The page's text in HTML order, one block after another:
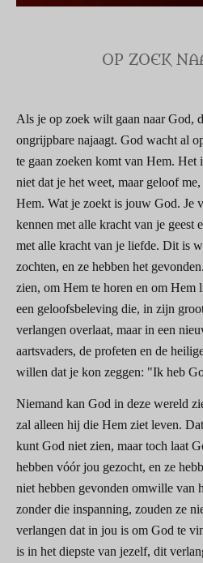
OP ZOEK
Als je op zoek wilt gaan naar God,
ongrijpbare najaagt. God wacht al
te gaan zoeken komt van Hem.
niet dat je het weet, maar geloof
Hem. Wat je zoekt is jouw God. Je
kennen met alle kracht van je geest
met alle kracht van je liefde. Dit is
zochten, en ze hebben het
zien, om Hem te horen en om Hem
een geloofsbeleving die, in zijn
verlangen overlaat, maar in een
aartsvaders, de profeten en de
willen dat je kon zeggen: "Ik heb
Niemand kan God in deze wereld
zal alleen hij die Hem ziet leven.
kunt God niet zien, maar toch laat
hebben vóór jou gezocht, en ze
niet hebben gevonden omwille van
zonder die inspanning, zouden ze
verlangen dat in jou is om God te
is in het diepste van jezelf, dit